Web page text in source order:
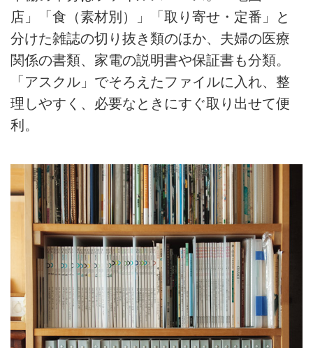
店」「食（素材別）」「取り寄せ・定番」と
分けた雑誌の切り抜き類のほか、夫婦の医療
関係の書類、家電の説明書や保証書も分類。
「アスクル」でそろえたファイルに入れ、整
理しやすく、必要なときにすぐ取り出せて便
利。